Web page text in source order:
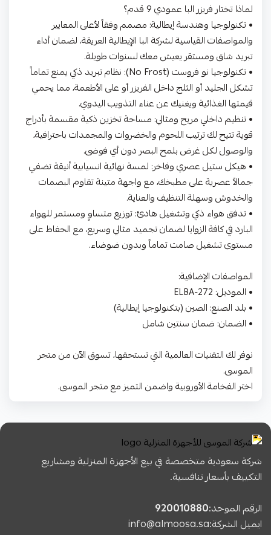
لماذا تختار فريزر البا عمودي 9 قدم؟
• تكنولوجيا وهندسة إيطالية: مصمم وفقاً لأعلى المعايير
والمواصفات القياسية لشركة البا الإيطالية العريقة، لضمان أداء
تبريد شاق ومستقر يعيش معك لسنوات طويلة.
• تكنولوجيا نو فروست (No Frost): نظام تبريد ذكي يمنع تماماً
تشكل الجليد أو الثلج داخل الفريزر أو على الأطعمة، مما يحمي
قيمتها الغذائية ويغنيك عن عناء التذويب اليدوي.
• تنظيم داخلي مريح ومثالي: مساحة تخزين ذكية مقسمة بأدراج
قوية تتيح لك ترتيب اللحوم والخضروات والمجمدات باحترافية،
والوصول لكل غرض بلمح البصر دون أي فوضى.
• هيكل ستيل عصري وفاخر: لمسة نهائية انسيابية أنيقة تضفي
جمالاً عصرية على مطبخك، مع واجهة متينة تقاوم البصمات
والخدوش وسهلة التنظيف والعناية.
• تدفق هواء ذكي وتشغيل هادئ: توزيع متساوٍ ومستمر للهواء
البارد في كافة الزوايا لضمان تجميد مثالي وسريع، مع الحفاظ على
مستوى تشغيل صامت تماماً وبدون ضوضاء.
المواصفات الإضافية:
• الموديل: ELBA-272
• بلد الصنع: الصين (بتكنولوجيا إيطالية)
• الضمان: ضمان سنتين شامل
نوفر لك التقنيات العالمية التي تستحقها، تسوق الآن من متجر
الموسى.
اختر الفخامة الأوروبية واضمن التميز مع متجر الموسى.
شركة سعودية متخصصة في بيع الأجهزة المنزلية ومشاريع
التكييف بأسعار تنافسية.
الرقم الموحد:920010880
ايميل الشركة:info@almoosa.sa